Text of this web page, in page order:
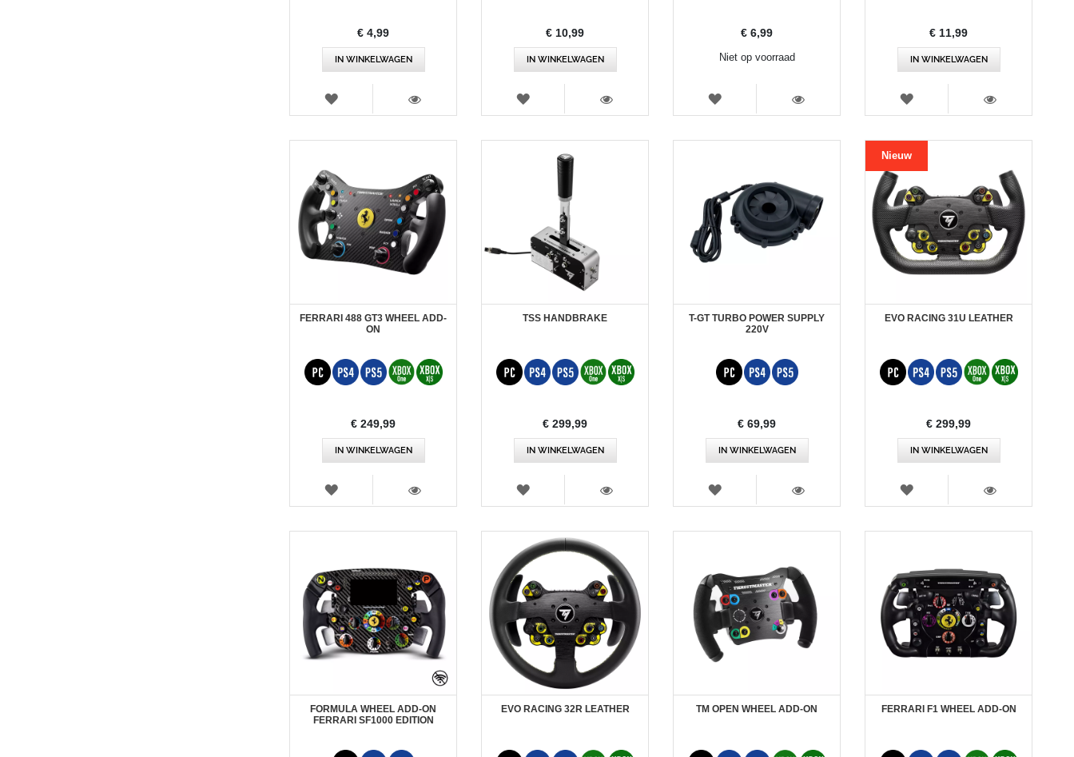
€ 4,99
IN WINKELWAGEN
VERLANGLIJST
WEERGEVEN
€ 10,99
IN WINKELWAGEN
VERLANGLIJST
WEERGEVEN
€ 6,99
Niet op voorraad
VERLANGLIJST
WEERGEVEN
€ 11,99
IN WINKELWAGEN
VERLANGLIJST
WEERGEVEN
FERRARI 488 GT3 WHEEL ADD-
ON
€ 249,99
IN WINKELWAGEN
VERLANGLIJST
WEERGEVEN
TSS HANDBRAKE
€ 299,99
IN WINKELWAGEN
VERLANGLIJST
WEERGEVEN
T-GT TURBO POWER SUPPLY
220V
€ 69,99
IN WINKELWAGEN
VERLANGLIJST
WEERGEVEN
Nieuw
EVO RACING 31U LEATHER
€ 299,99
IN WINKELWAGEN
VERLANGLIJST
WEERGEVEN
FORMULA WHEEL ADD-ON
FERRARI SF1000 EDITION
EVO RACING 32R LEATHER TM OPEN WHEEL ADD-ON FERRARI F1 WHEEL ADD-ON